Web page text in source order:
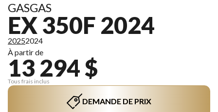
GASGAS
EX 350F 2024
20252024
À partir de
13 294 $
Tous frais inclus
DEMANDE DE PRIX